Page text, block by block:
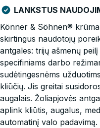
LANKSTUS
Könner & Söhnen®
skirtingus naudotojų
antgales: trijų ašmenų
specifiniams darbo
sudėtingesnėms
kliūčių. Jis greitai
augalais. Žoliapjovės
aplink kliūtis, augalus,
automatinį valo padavimą.